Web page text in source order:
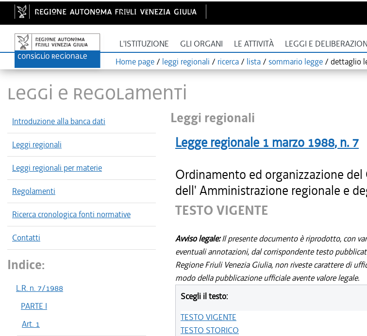
L'ISTITUZIONE GLI ORGANI LE ATTIVITÀ LEGGI E
Home page / leggi regionali / ricerca / lista / sommario legge / dettaglio
LEGGI E REGOLAMENTI
Introduzione alla banca dati
Leggi regionali
Leggi regionali per materie
Regolamenti
Ricerca cronologica fonti normative
Contatti
Indice:
L.R. n. 7/1988
PARTE I
Art. 1
Leggi regionali
Legge regionale 1 marzo 1988, n. 7
Ordinamento ed organizzazione
dell' Amministrazione regionale e
TESTO VIGENTE
Avviso legale:Il presente documento è riprodotto, con
eventuali annotazioni, dal corrispondente testo
Regione Friuli Venezia Giulia, non riveste carattere di
modo della pubblicazione ufficiale avente valore legale.
Scegli il testo:
TESTO VIGENTE
TESTO STORICO